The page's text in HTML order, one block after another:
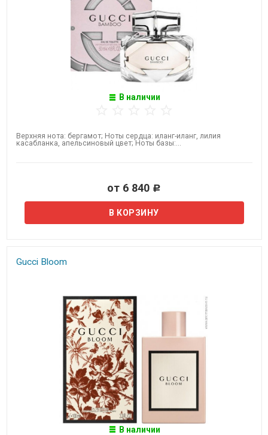
В наличии
Верхняя нота: бергамот; Ноты сердца: иланг-иланг, лилия
касабланка, апельсиновый цвет; Ноты базы:...
от 6 840 Р
Gucci Bloom
В наличии